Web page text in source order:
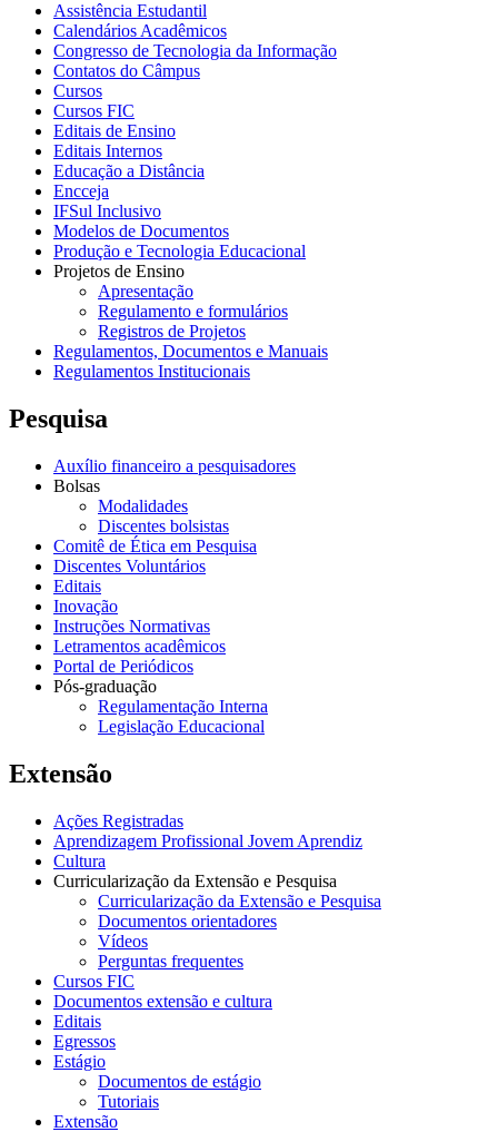
Assistência Estudantil
Calendários Acadêmicos
Congresso de Tecnologia da Informação
Contatos do Câmpus
Cursos
Cursos FIC
Editais de Ensino
Editais Internos
Educação a Distância
Encceja
IFSul Inclusivo
Modelos de Documentos
Produção e Tecnologia Educacional
Projetos de Ensino
Apresentação
Regulamento e formulários
Registros de Projetos
Regulamentos, Documentos e Manuais
Regulamentos Institucionais
Pesquisa
Auxílio financeiro a pesquisadores
Bolsas
Modalidades
Discentes bolsistas
Comitê de Ética em Pesquisa
Discentes Voluntários
Editais
Inovação
Instruções Normativas
Letramentos acadêmicos
Portal de Periódicos
Pós-graduação
Regulamentação Interna
Legislação Educacional
Extensão
Ações Registradas
Aprendizagem Profissional Jovem Aprendiz
Cultura
Curricularização da Extensão e Pesquisa
Curricularização da Extensão e Pesquisa
Documentos orientadores
Vídeos
Perguntas frequentes
Cursos FIC
Documentos extensão e cultura
Editais
Egressos
Estágio
Documentos de estágio
Tutoriais
Extensão